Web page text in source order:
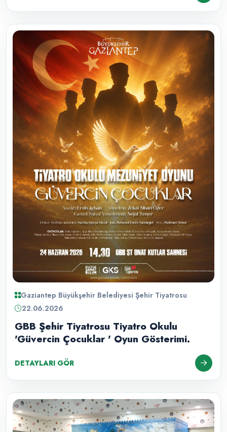
Gaziantep Büyükşehir Belediyesi Şehir Tiyatrosu
22.06.2026
GBB Şehir Tiyatrosu Tiyatro Okulu
'Güvercin Çocuklar ' Oyun Gösterimi.
DETAYLARI GÖR